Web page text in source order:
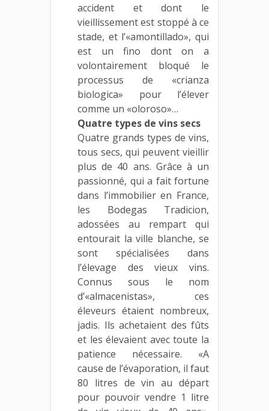
accident et dont le
vieillissement est stoppé à ce
stade, et l’«amontillado», qui
est un fino dont on a
volontairement bloqué le
processus de «crianza
biologica» pour l’élever
comme un «oloroso»…
Quatre types de vins secs
Quatre grands types de vins,
tous secs, qui peuvent vieillir
plus de 40 ans. Grâce à un
passionné, qui a fait fortune
dans l’immobilier en France,
les Bodegas Tradicion,
adossées au rempart qui
entourait la ville blanche, se
sont spécialisées dans
l’élevage des vieux vins.
Connus sous le nom
d’«almacenistas», ces
éleveurs étaient nombreux,
jadis. Ils achetaient des fûts
et les élevaient avec toute la
patience nécessaire. «A
cause de l’évaporation, il faut
80 litres de vin au départ
pour pouvoir vendre 1 litre